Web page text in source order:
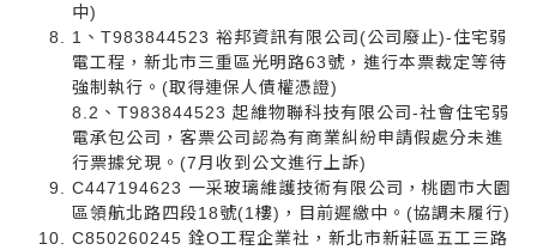
中)
1、T983844523 裕邦資訊有限公司(公司廢止)-住宅弱
電工程，新北市三重區光明路63號，進行本票裁定等待
強制執行。(取得連保人債權憑證)
8.2、T983844523 起維物聯科技有限公司-社會住宅弱
電承包公司，客票公司認為有商業糾紛申請假處分未進
行票據兌現。(7月收到公文進行上訴)
C447194623 一采玻璃維護技術有限公司，桃園市大園
區領航北路四段18號(1樓)，目前遲繳中。(協調未履行)
C850260245 銓O工程企業社，新北市新莊區五工三路